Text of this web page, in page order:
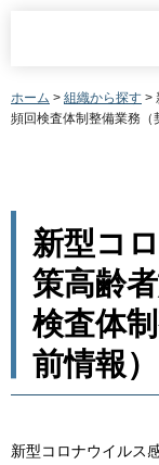
ホーム > 組織から探す >
頻回検査体制整備業務（
新型コ
策高齢
検査体
前情報）
新型コロナウイルス